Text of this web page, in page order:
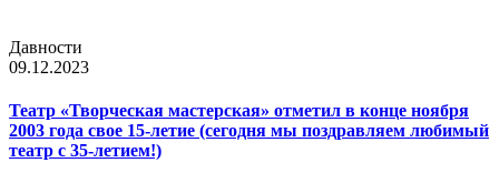
Давности
09.12.2023
Театр «Творческая мастерская» отметил в конце ноября
2003 года свое 15-летие (сегодня мы поздравляем любимый
театр с 35-летием!)